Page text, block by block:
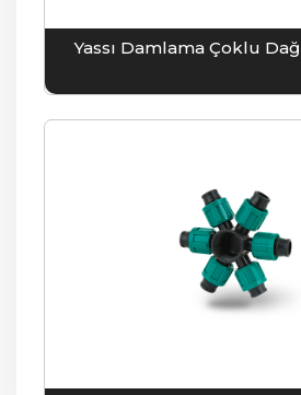
Yassı Damlama Çoklu